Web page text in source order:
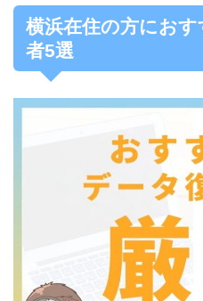
横浜在住の方にお
者5選